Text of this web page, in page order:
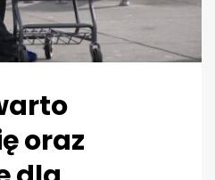
oraz